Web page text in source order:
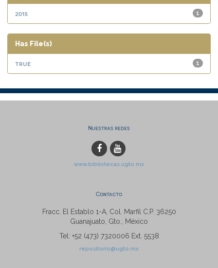
1
2015
Has File(s)
1
true
Nuestras redes
www.bibliotecas.ugto.mx
Contacto
Fracc. El Establo 1-A, Col. Marfil C.P. 36250
Guanajuato, Gto., México
Tel: +52 (473) 7320006 Ext. 5538
repositorio@ugto.mx